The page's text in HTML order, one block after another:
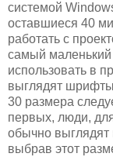
системой
оставшиеся 40
работать с
самый
использовать в
выглядят
30 размера
первых, люди,
обычно выглядят
выбрав этот